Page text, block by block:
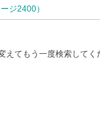
ジ2400）
えてもう一度検索してく